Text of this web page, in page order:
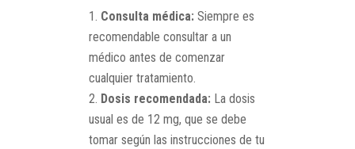
Consulta médica: Siempre es
recomendable consultar a un
médico antes de comenzar
cualquier tratamiento.
Dosis recomendada: La dosis
usual es de 12 mg, que se debe
tomar según las instrucciones de tu